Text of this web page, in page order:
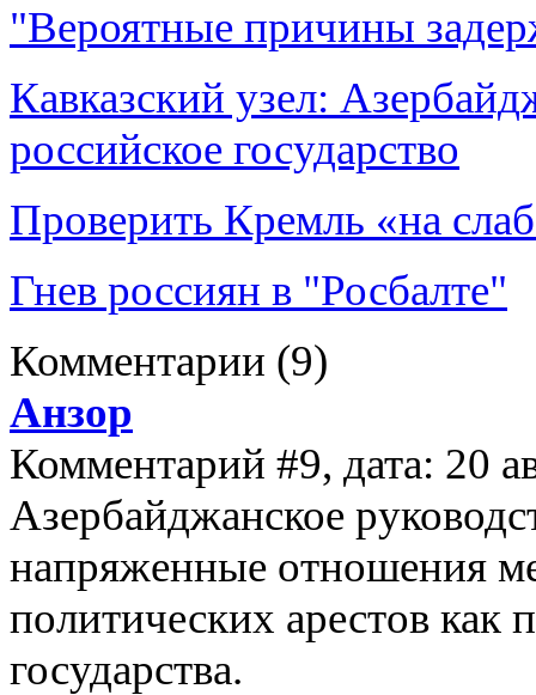
"Вероятные причины
Кавказский узел:
российское государство
Проверить Кремль «на
Гнев россиян в "Росбалте"
Комментарии (9)
Aнзор
Комментарий #9, дата: 20
Азербайджанское
напряженные отношения
политических арестов
государства.